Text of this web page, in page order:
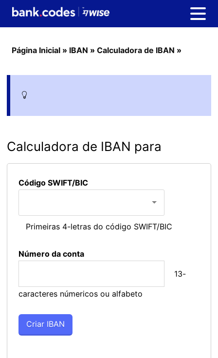
Página Inicial » IBAN » Calculadora de IBAN »
Calculadora de IBAN para
Código SWIFT/BIC
Primeiras 4-letras do código SWIFT/BIC
Número da conta
13-
caracteres númericos ou alfabeto